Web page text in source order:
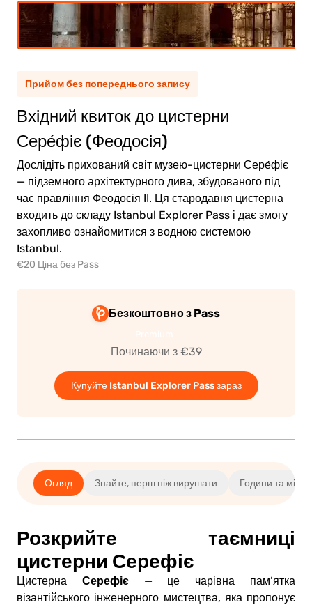
Прийом без попереднього запису
Вхідний квиток до цистерни
Сере́фіє (Феодосія)
Дослідіть прихований світ музею-цистерни Сере́фіє
— підземного архітектурного дива, збудованого під
час правління Феодосія II. Ця стародавня цистерна
входить до складу Istanbul Explorer Pass і дає змогу
захопливо ознайомитися з водною системою
Istanbul.
€20 Ціна без Pass
Безкоштовно з Pass
Починаючи з €39
Купуйте Istanbul Explorer Pass зараз
Огляд Знайте, перш ніж вирушати Години та
Розкрийте таємниці
цистерни Серефіє
Цистерна Серефіє— це чарівна пам’ятка
візантійського інженерного мистецтва, яка пропонує
(12+)
0.00€
0.00€